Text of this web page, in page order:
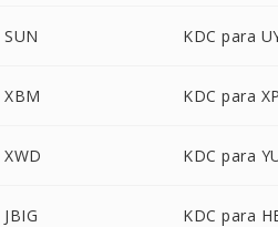
KDC para
KDC para
KDC para
KDC para